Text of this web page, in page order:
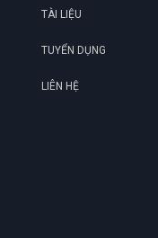
TÀI LIỆU
TUYỂN DỤNG
LIÊN HỆ